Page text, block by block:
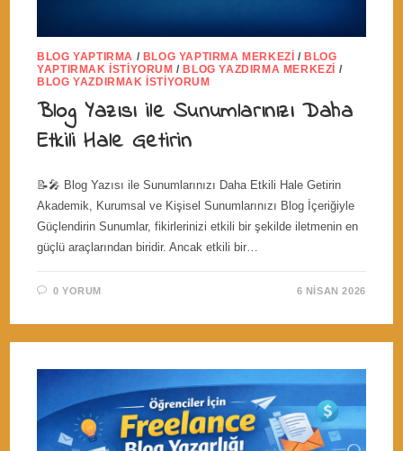
BLOG YAPTIRMA / BLOG YAPTIRMA MERKEZI / BLOG
YAPTIRMAK İSTIYORUM / BLOG YAZDIRMA MERKEZI /
BLOG YAZDIRMAK İSTIYORUM
Blog Yazısı ile Sunumlarınızı Daha
Etkili Hale Getirin
📝🎤 Blog Yazısı ile Sunumlarınızı Daha Etkili Hale Getirin
Akademik, Kurumsal ve Kişisel Sunumlarınızı Blog İçeriğiyle
Güçlendirin Sunumlar, fikirlerinizi etkili bir şekilde iletmenin en
güçlü araçlarından biridir. Ancak etkili bir…
0 YORUM 6 NISAN 2026